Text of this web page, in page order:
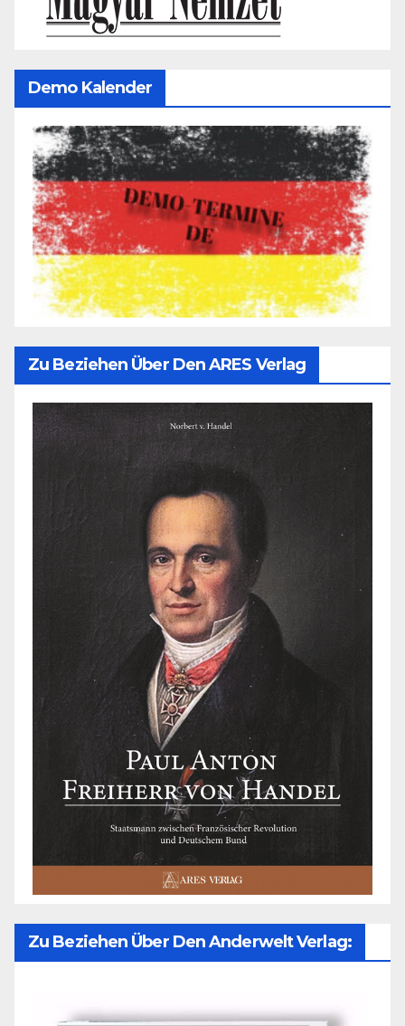
Demo Kalender
Zu Beziehen Über Den ARES Verlag
Zu Beziehen Über Den Anderwelt Verlag: